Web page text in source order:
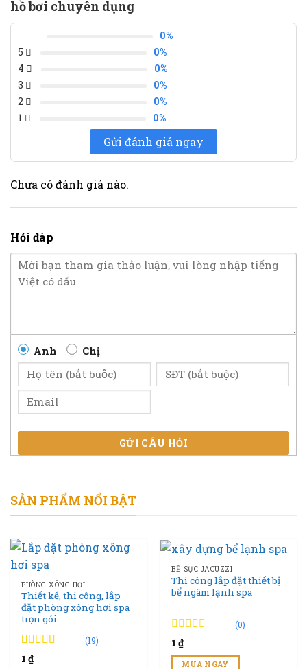
hồ bơi chuyên dụng
0%
5
0%
4
0%
3
0%
2
0%
1
0%
Gửi đánh giá ngay
Chưa có đánh giá nào.
Hỏi đáp
Anh Chị
GỬI CÂU HỎI
SẢN PHẨM NỔI BẬT
PHÒNG XÔNG HƠI
Thiết kế, thi công, lắp
đặt phòng xông hơi spa
trọn gói
4.89
19
đánh giá
(19)
1₫
BỂ SỤC JACUZZI
Thi công lắp đặt thiết bị
bể ngâm lạnh spa
0
trên
0
(0)
1₫
MUA NGAY